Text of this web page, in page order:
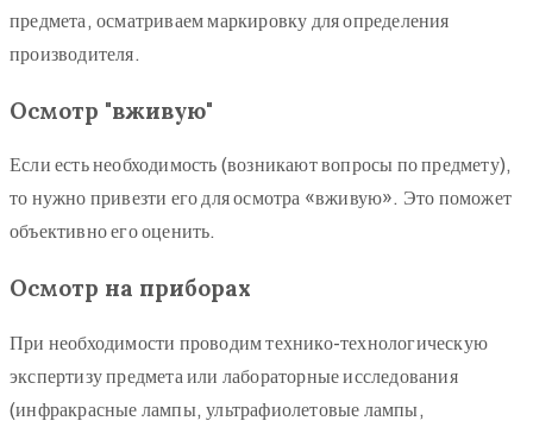
предмета, осматриваем маркировку для определения
производителя.
Осмотр "вживую"
Если есть необходимость (возникают вопросы по предмету),
то нужно привезти его для осмотра «вживую». Это поможет
объективно его оценить.
Осмотр на приборах
При необходимости проводим технико-технологическую
экспертизу предмета или лабораторные исследования
(инфракрасные лампы, ультрафиолетовые лампы,